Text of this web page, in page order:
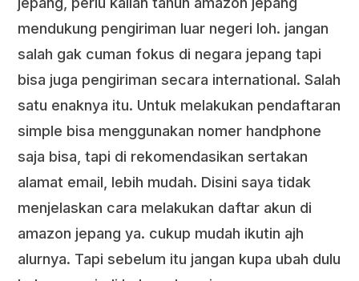
mendukung pengiriman luar negeri loh. jangan
salah gak cuman fokus di negara jepang tapi
bisa juga pengiriman secara international. Salah
satu enaknya itu. Untuk melakukan pendaftaran
simple bisa menggunakan nomer handphone
saja bisa, tapi di rekomendasikan sertakan
alamat email, lebih mudah. Disini saya tidak
menjelaskan cara melakukan daftar akun di
amazon jepang ya. cukup mudah ikutin ajh
alurnya. Tapi sebelum itu jangan kupa ubah dulu